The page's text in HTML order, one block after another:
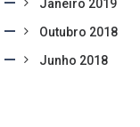
Janeiro 2019
Outubro 2018
Junho 2018